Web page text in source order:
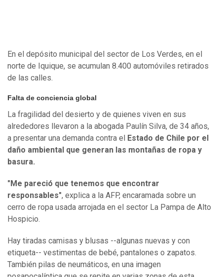
En el depósito municipal del sector de Los Verdes, en el
norte de Iquique, se acumulan 8.400 automóviles retirados
de las calles.
Falta de conciencia global
La fragilidad del desierto y de quienes viven en sus
alrededores llevaron a la abogada Paulín Silva, de 34 años,
a presentar una demanda contra el
Estado de Chile por el
daño ambiental que generan las montañas de ropa y
basura.
"Me pareció que tenemos que encontrar
responsables", explica a la AFP, encaramada sobre un
cerro de ropa usada arrojada en el sector La Pampa de Alto
Hospicio.
Hay tiradas camisas y blusas --algunas nuevas y con
etiqueta-- vestimentas de bebé, pantalones o zapatos.
También pilas de neumáticos, en una imagen